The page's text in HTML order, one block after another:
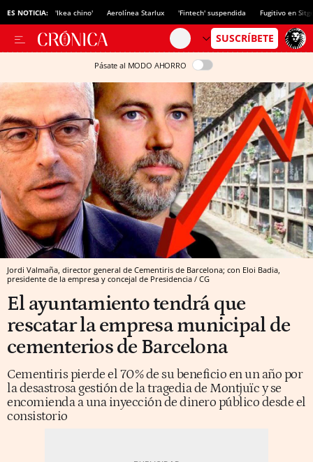
ES NOTICIA: 'Ikea chino' Aerolínea Starlux 'Fintech' suspendida Fugitivo en
Pásate al MODO AHORRO
Jordi Valmaña, director general de Cementiris de Barcelona; con Eloi Badia,
presidente de la empresa y concejal de Presidencia / CG
El ayuntamiento tendrá que
rescatar la empresa municipal de
cementerios de Barcelona
Cementiris pierde el 70% de su beneficio en un año por
la desastrosa gestión de la tragedia de Montjuïc y se
encomienda a una inyección de dinero público desde el
consistorio